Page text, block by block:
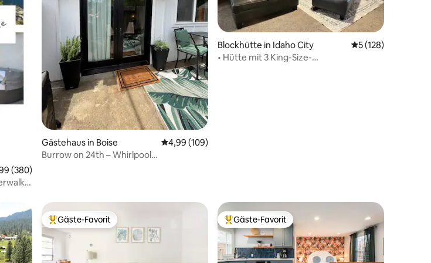
Bewertung: 4,99 von 5, 380 Bewertungen
(380)
Gästehaus in Boise Durchschnittliche Bewertung: 4,99 von 5, 109 Bewertungen
4,99 (109)
Burrow on 24th – Whirlpool
Blockhütte in Idaho City Durchschnittliche
5 (128)
• Hütte mit 3 King-Size-
Beliebter Gäste-Favorit.
Gäste-Favorit Beliebter Gäste-Favorit.
Gäste-Favorit